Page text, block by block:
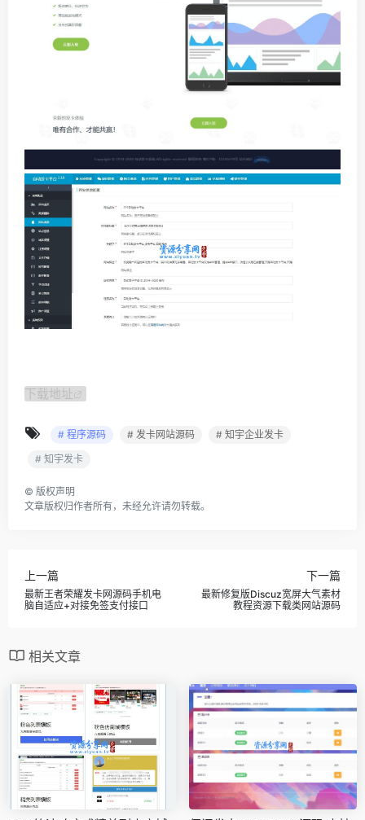
下载地址
# 程序源码 # 发卡网站源码
# 知宇企业发卡
# 知宇发卡
© 版权声明
文章版权归作者所有，未经允许请勿转载。
上一篇
最新王者荣耀发卡网源码手机电
脑自适应+对接免签支付接口
下一篇
最新修复版Discuz宽屏大气素材
教程资源下载类网站源码
相关文章